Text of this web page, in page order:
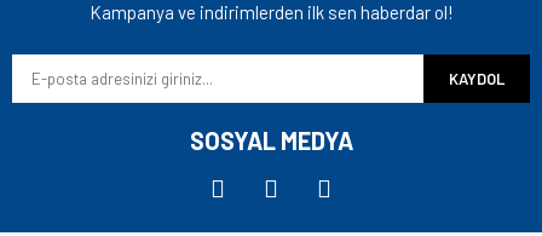
Kampanya ve indirimlerden ilk sen haberdar ol!
KAYDOL
SOSYAL MEDYA